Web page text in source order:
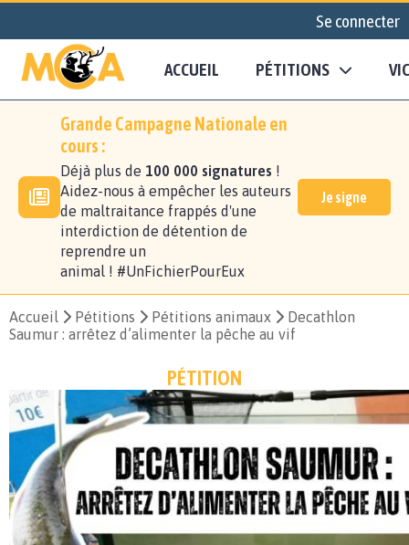
Se connecter
ACCUEIL PÉTITIONS
Grande Campagne Nationale en
cours :
Déjà plus de 100 000 signatures !
Aidez-nous à empêcher les auteurs
de maltraitance frappés d'une
interdiction de détention de
reprendre un
animal ! #UnFichierPourEux
Je signe
Accueil Pétitions Pétitions animaux
Decathlon
Saumur : arrêtez d’alimenter la pêche au vif
PÉTITION